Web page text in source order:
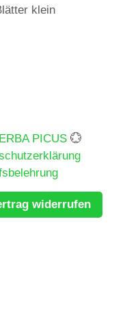
klein
PICUS 💮
widerrufen